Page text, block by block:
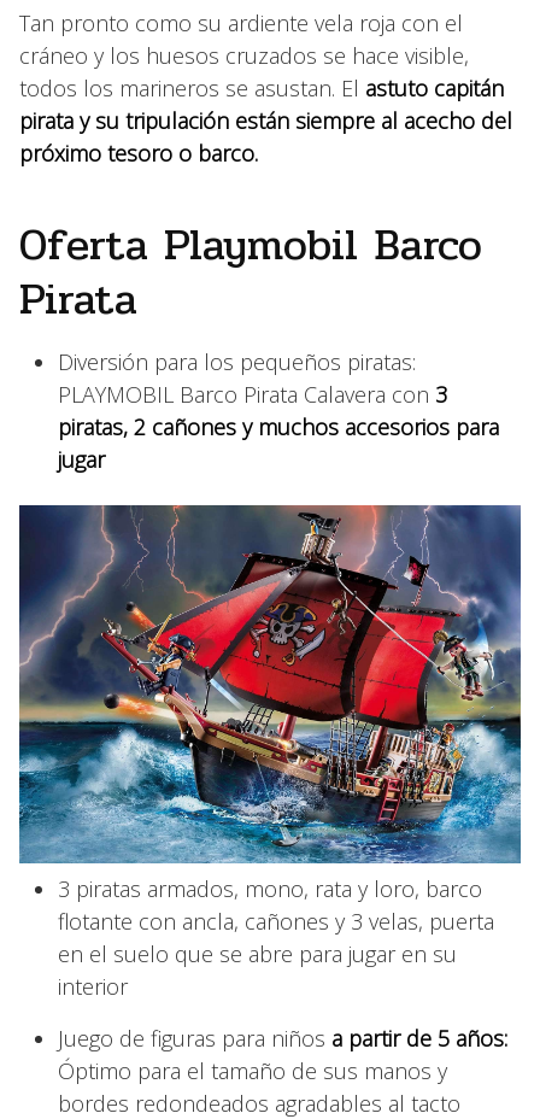
Tan pronto como su ardiente vela roja con el
cráneo y los huesos cruzados se hace visible,
todos los marineros se asustan. El astuto capitán
pirata y su tripulación están siempre al acecho del
próximo tesoro o barco.
Oferta Playmobil Barco
Pirata
Diversión para los pequeños piratas:
PLAYMOBIL Barco Pirata Calavera con 3
piratas, 2 cañones y muchos accesorios para
jugar
3 piratas armados, mono, rata y loro, barco
flotante con ancla, cañones y 3 velas, puerta
en el suelo que se abre para jugar en su
interior
Juego de figuras para niños a partir de 5 años:
Óptimo para el tamaño de sus manos y
bordes redondeados agradables al tacto